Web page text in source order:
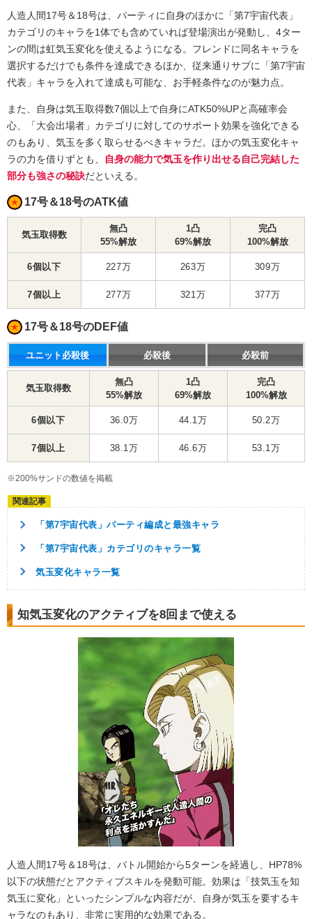
人造人間17号＆18号は、パーティに自身のほかに「第7宇宙代表」
カテゴリのキャラを1体でも含めていれば登場演出が発動し、4ター
ンの間は虹気玉変化を使えるようになる。フレンドに同名キャラを
選択するだけでも条件を達成できるほか、従来通りサブに「第7宇宙
代表」キャラを入れて達成も可能な、お手軽条件なのが魅力点。
また、自身は気玉取得数7個以上で自身にATK50%UPと高確率会
心、「大会出場者」カテゴリに対してのサポート効果を強化できる
のもあり、気玉を多く取らせるべきキャラだ。ほかの気玉変化キャ
ラの力を借りずとも、
自身の能力で気玉を作り出せる自己完結した
部分も強さの秘訣だといえる。
17号＆18号のATK値
気玉取得数
無凸
55%解放
1凸
69%解放
完凸
100%解放
6個以下 227万 263万 309万
7個以上 277万 321万 377万
17号＆18号のDEF値
ユニット必殺後 必殺後 必殺前
気玉取得数
無凸
55%解放
1凸
69%解放
完凸
100%解放
6個以下 36.0万 44.1万 50.2万
7個以上 38.1万 46.6万 53.1万
※200%サンドの数値を掲載
「第7宇宙代表」パーティ編成と最強キャラ
「第7宇宙代表」カテゴリのキャラ一覧
気玉変化キャラ一覧
知気玉変化のアクティブを8回まで使える
人造人間17号＆18号は、バトル開始から5ターンを経過し、HP78%
以下の状態だとアクティブスキルを発動可能。効果は「技気玉を知
気玉に変化」といったシンプルな内容だが、自身が気玉を要するキ
ャラなのもあり、非常に実用的な効果である。